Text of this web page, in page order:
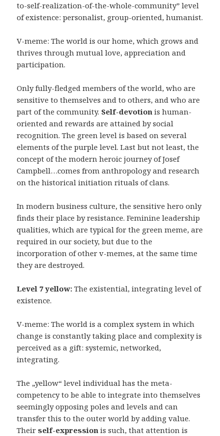
to-self-realization-of-the-whole-community” level
of existence: personalist, group-oriented, humanist.
V-meme: The world is our home, which grows and
thrives through mutual love, appreciation and
participation.
Only fully-fledged members of the world, who are
sensitive to themselves and to others, and who are
part of the community. Self-devotion is human-
oriented and rewards are attained by social
recognition. The green level is based on several
elements of the purple level. Last but not least, the
concept of the modern heroic journey of Josef
Campbell…comes from anthropology and research
on the historical initiation rituals of clans.
In modern business culture, the sensitive hero only
finds their place by resistance. Feminine leadership
qualities, which are typical for the green meme, are
required in our society, but due to the
incorporation of other v-memes, at the same time
they are destroyed.
Level 7 yellow: The existential, integrating level of
existence.
V-meme: The world is a complex system in which
change is constantly taking place and complexity is
perceived as a gift: systemic, networked,
integrating.
The „yellow“ level individual has the meta-
competency to be able to integrate into themselves
seemingly opposing poles and levels and can
transfer this to the outer world by adding value.
Theirself-expression is such, that attention is